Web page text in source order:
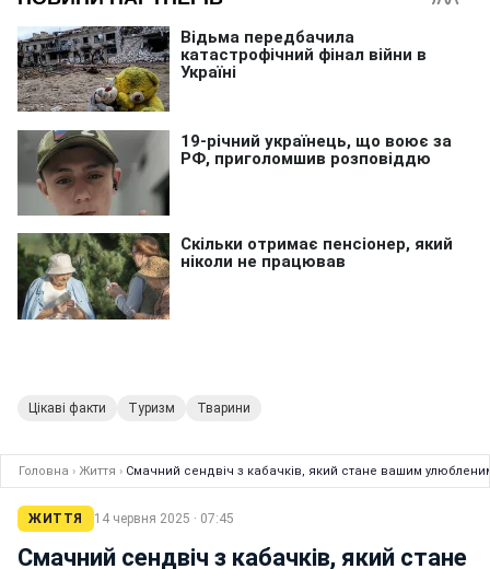
Цікаві факти Туризм Тварини
Головна › Життя › Смачний сендвіч з кабачків, який стане вашим
ЖИТТЯ 14 червня 2025 · 07:45
Смачний сендвіч з кабачків, який стане